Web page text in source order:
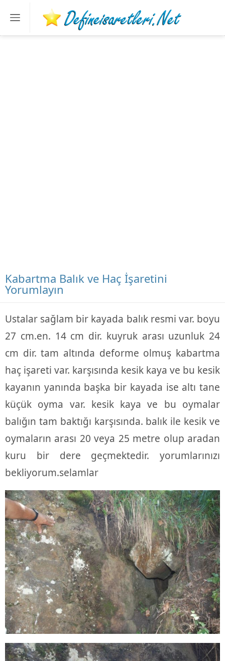
Kabartma Balık ve Haç İşaretini
Yorumlayın
Ustalar sağlam bir kayada balık resmi var. boyu
27 cm.en. 14 cm dir. kuyruk arası uzunluk 24
cm dir. tam altında deforme olmuş kabartma
haç işareti var. karşısında kesik kaya ve bu kesik
kayanın yanında başka bir kayada ise altı tane
küçük oyma var. kesik kaya ve bu oymalar
balığın tam baktığı karşısında. balık ile kesik ve
oymaların arası 20 veya 25 metre olup aradan
kuru bir dere geçmektedir. yorumlarınızı
bekliyorum.selamlar